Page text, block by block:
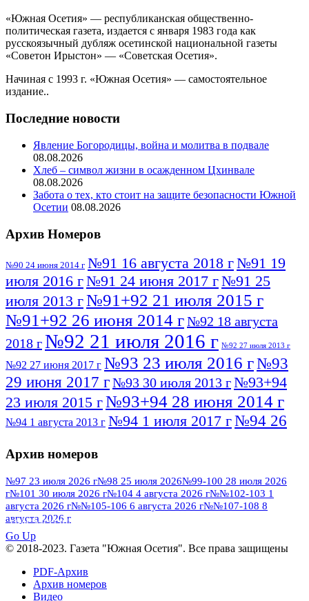
«Южная Осетия» — республиканская общественно-
политическая газета, издается с января 1983 года как
русскоязычный дубляж осетинской национальной газеты
«Советон Ирыстон» — «Советская Осетия».
Начиная с 1993 г. «Южная Осетия» — самостоятельное
издание..
Последние новости
Явление Богородицы, война и молитва в подвале
08.08.2026
Хлеб – символ жизни в осажденном Цхинвале
08.08.2026
Забота о тех, кто стоит на защите безопасности Южной
Осетии 08.08.2026
Архив Номеров
№90 24 июня 2014 г №91 16 августа 2018 г№91 19
июля 2016 г№91 24 июня 2017 г№91 25
июля 2013 г№91+92 21 июля 2015 г
№91+92 26 июня 2014 г№92 18 августа
2018 г№92 21 июля 2016 г №92 27 июля 2013 г
№92 27 июня 2017 г №93 23 июля 2016 г№93
29 июня 2017 г№93 30 июля 2013 г№93+94
23 июля 2015 г№93+94 28 июня 2014 г
№94 1 августа 2013 г №94 1 июля 2017 г№94 26
№95 7 августа 2012 г
№95 28 июля 2016 г №95+96 3 августа
2013 г№96 6 июля 2017 г№96 9 августа
2012 г №96 28 июля 2015 г
№96+97 30 июля 2016 г
№97 11 августа 2012 г
№97 30 июля 2015 г
Архив номеров
№97 23 июля 2026 г№98 25 июля 2026№99-100 28 июля 2026
г№101 30 июля 2026 г№104 4 августа 2026 г№№102-103 1
августа 2026 г№№105-106 6 августа 2026 г№№107-108 8
августа 2026 г
ПОСМОТРЕТЬ ВСЕ
Go Up
© 2018-2023. Газета "Южная Осетия". Все права защищены
PDF-Архив
Архив номеров
Видео